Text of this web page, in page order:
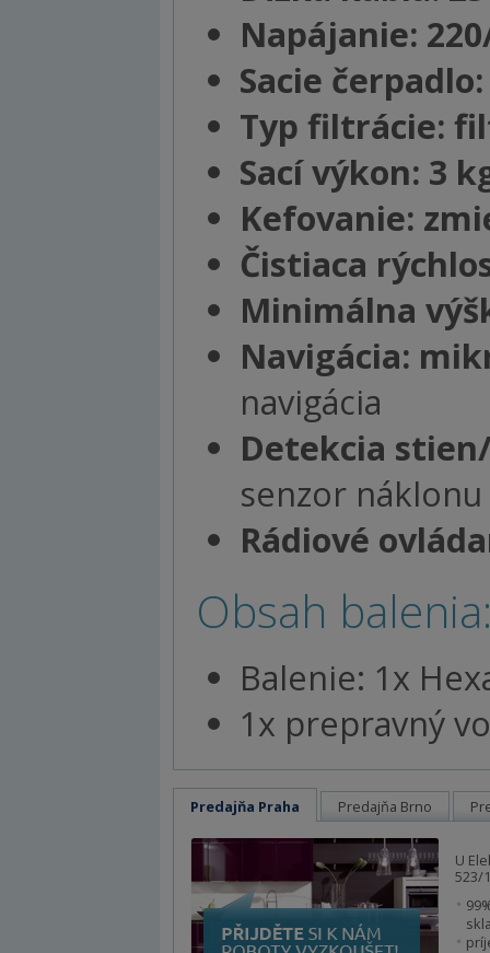
Napájanie:
Sacie
Typ filtrácie:
Sací výkon: 3
Kefovanie:
Čistiaca
Minimálna
Navigácia:
navigácia
Detekcia
senzor
Rádiové
Obsah
Balenie: 1x
1x prepravný
Predajňa Praha Predajňa Brno
U
523/